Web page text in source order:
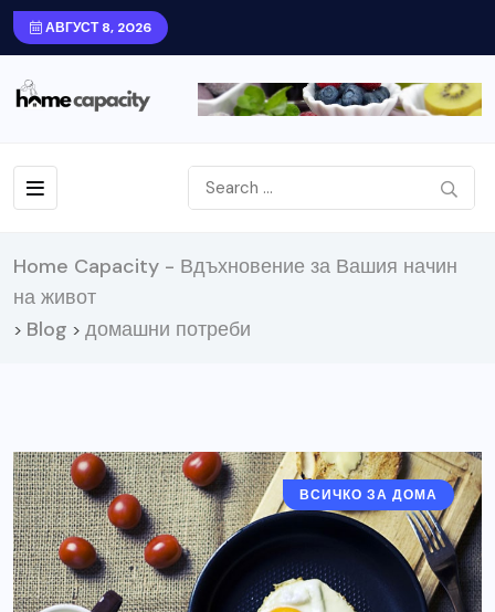
АВГУСТ 8, 2026
Home Capacity - Вдъхновение за Вашия начин
на живот
> Blog > домашни потреби
ВСИЧКО ЗА ДОМА